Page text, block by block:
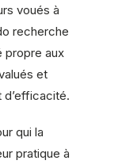
voués à
recherche
propre aux
et
qui la
pratique à